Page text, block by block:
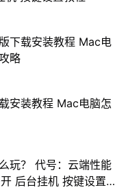
下载安装教程 Mac电
略
安装教程 Mac电脑怎
玩？ 代号：云端性能
后台挂机 按键设置